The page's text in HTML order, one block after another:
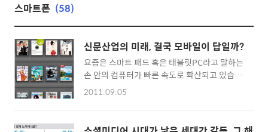
스마트폰 (58)
신문산업의 미래, 결국 모바일이 답일까?
요즘은 스마트 패드 혹은 태블릿PC라고 말하는
손 안의 컴퓨터가 빠른 속도로 확산되고 있습니
다. 국내뿐 아니라 해외에서도 그 사용자는 꾸준
나 노트북 사용자 수를 추월할 수 있을지도 모르
2011.09.05